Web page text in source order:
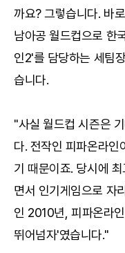
까요? 그렇습니다. 바
남아공 월드컵으로 한
인2'를 담당하는 세팀
습니다.
"사실 월드컵 시즌은
다. 전작인 피파온라인
기 때문이죠. 당시에
면서 인기게임으로 자
인 2010년, 피파온라
뛰어넘자'였습니다."